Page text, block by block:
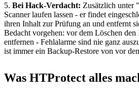
5. Bei Hack-Verdacht: Zusätzlich unter
Scanner laufen lassen - er findet
ihren Inhalt zur Prüfung an und entfernt
Bedacht vorgehen: vor dem Löschen
entfernen - Fehlalarme sind nie ganz
ist immer ein Backup-Restore von vor
Was HTProtect alles